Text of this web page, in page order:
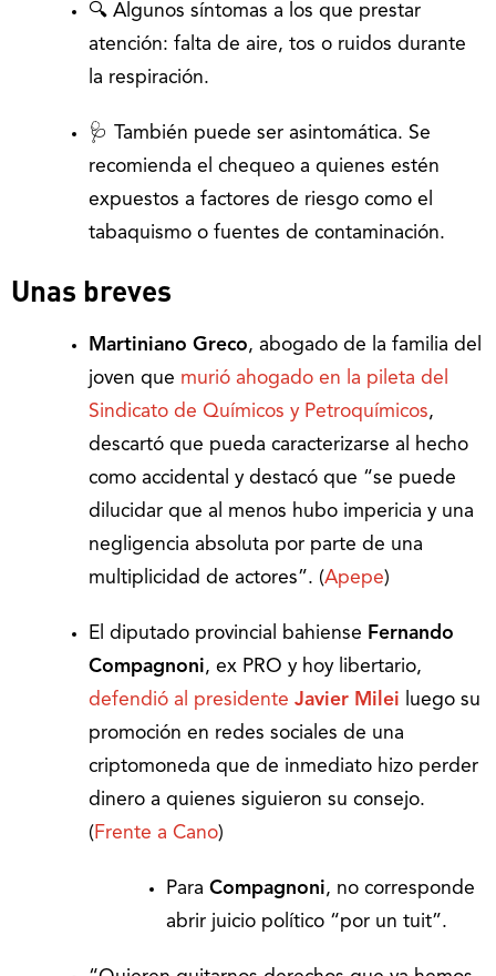
🔍 Algunos síntomas a los que prestar
atención: falta de aire, tos o ruidos durante
la respiración.
🩺 También puede ser asintomática. Se
recomienda el chequeo a quienes estén
expuestos a factores de riesgo como el
tabaquismo o fuentes de contaminación.
Unas breves
Martiniano Greco, abogado de la familia del
joven que murió ahogado en la pileta del
Sindicato de Químicos y Petroquímicos,
descartó que pueda caracterizarse al hecho
como accidental y destacó que “se puede
dilucidar que al menos hubo impericia y una
negligencia absoluta por parte de una
multiplicidad de actores”. (Apepe)
El diputado provincial bahiense Fernando
Compagnoni, ex PRO y hoy libertario,
defendió al presidente Javier Milei luego su
promoción en redes sociales de una
criptomoneda que de inmediato hizo perder
dinero a quienes siguieron su consejo.
( Frente a Cano)
Para Compagnoni, no corresponde
abrir juicio político “por un tuit”.